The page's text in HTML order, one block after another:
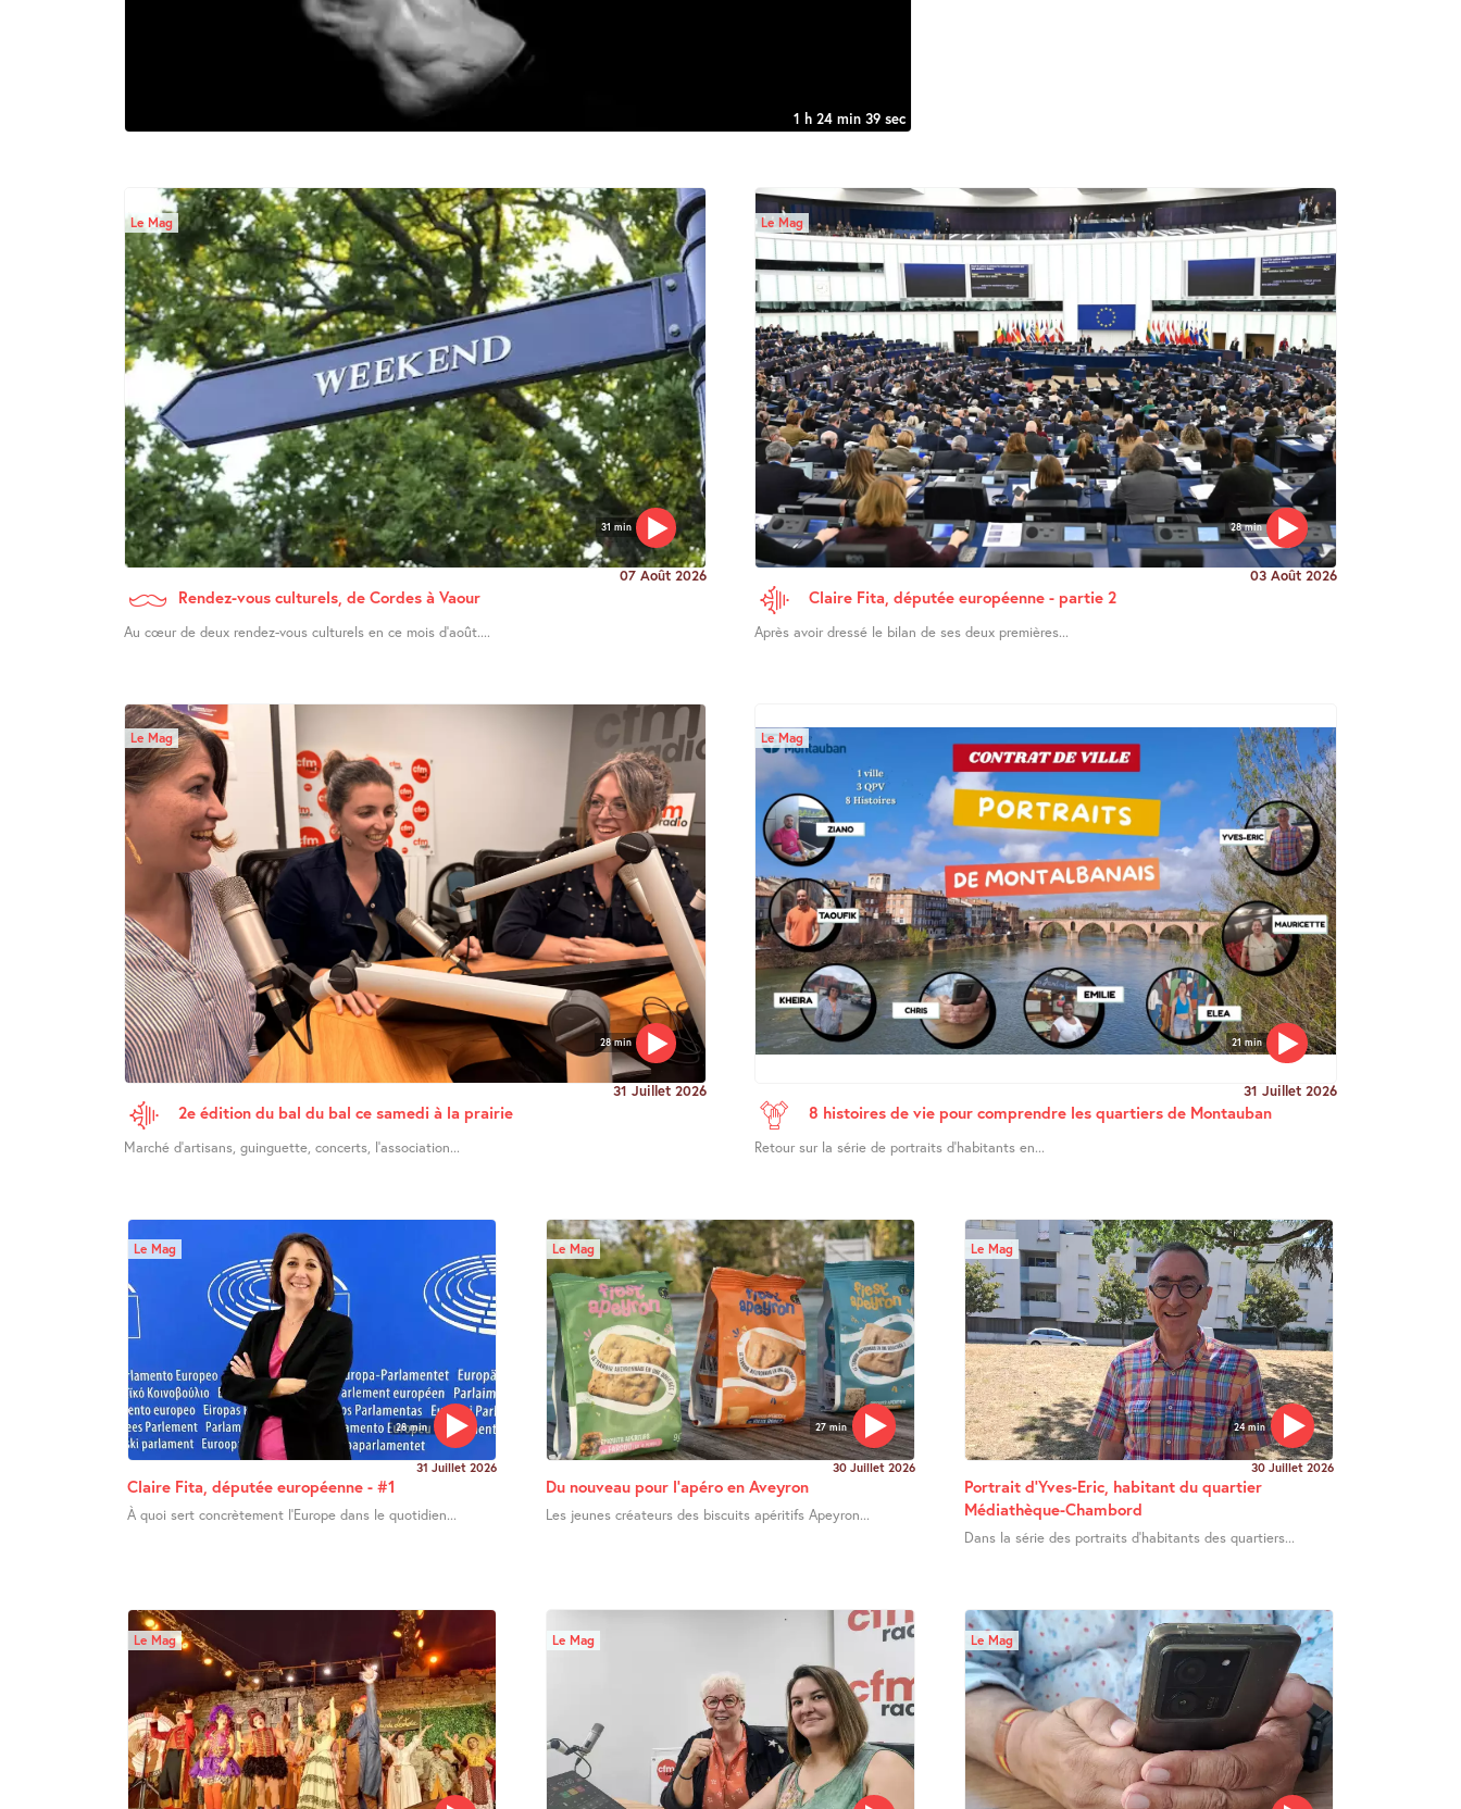
1 h 24 min 39 sec
31 min
Le Mag
07 Août 2026
Rendez-vous culturels, de Cordes à Vaour
Au cœur de deux rendez-vous culturels en ce mois d’août....
28 min
Le Mag
03 Août 2026
Claire Fita, députée européenne - partie 2
Après avoir dressé le bilan de ses deux premières...
28 min
Le Mag
31 Juillet 2026
2e édition du bal du bal ce samedi à la prairie
Marché d’artisans, guinguette, concerts, l’association...
21 min
Le Mag
31 Juillet 2026
8 histoires de vie pour comprendre les quartiers de Montauban
Retour sur la série de portraits d’habitants en...
28 min
Le Mag
31 Juillet 2026
Claire Fita, députée européenne - #1
À quoi sert concrètement l’Europe dans le quotidien...
27 min
Le Mag
30 Juillet 2026
Du nouveau pour l’apéro en Aveyron
Les jeunes créateurs des biscuits apéritifs Apeyron...
24 min
Le Mag
30 Juillet 2026
Portrait d’Yves-Eric, habitant du quartier
Médiathèque-Chambord
Dans la série des portraits d’habitants des quartiers...
Le Mag Le Mag Le Mag